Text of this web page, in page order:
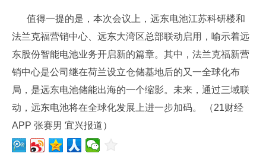
值得一提的是，本次会议上，远东电池江苏科研楼和
法兰克福营销中心、远东大湾区总部联动启用，喻示着远
东股份智能电池业务开启新的篇章。其中，法兰克福新营
销中心是公司继在荷兰设立仓储基地后的又一全球化布
局，是远东电池储能出海的一个缩影。未来，通过三域联
动，远东电池将在全球化发展上进一步加码。 （21财经
APP 张赛男 宜兴报道）